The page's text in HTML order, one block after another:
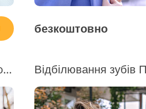
безкоштовно
Кисті Lr для Відбілювання зубів #11 "Doyoutravel "